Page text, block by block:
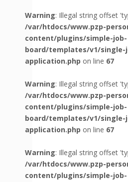
Warning: Illegal string offset
/var/htdocs/www.pzp-
content/plugins/simple-job-
board/templates/v1/single-
application.php on line 67
Warning: Illegal string offset
/var/htdocs/www.pzp-
content/plugins/simple-job-
board/templates/v1/single-
application.php on line 67
Warning: Illegal string offset
/var/htdocs/www.pzp-
content/plugins/simple-job-